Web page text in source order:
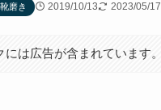
磨き 2019/10/13 2023/05/17
は広告が含まれています。